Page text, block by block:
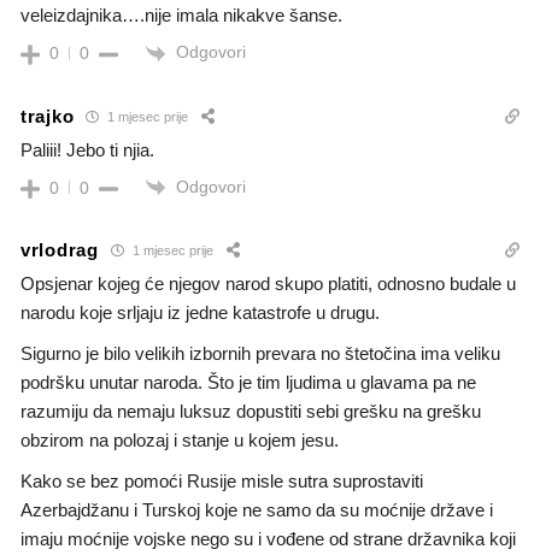
veleizdajnika….nije imala nikakve šanse.
0 0 Odgovori
trajko 1 mjesec prije
Paliii! Jebo ti njia.
0 0 Odgovori
vrlodrag 1 mjesec prije
Opsjenar kojeg će njegov narod skupo platiti, odnosno budale u
narodu koje srljaju iz jedne katastrofe u drugu.
Sigurno je bilo velikih izbornih prevara no štetočina ima veliku
podršku unutar naroda. Što je tim ljudima u glavama pa ne
razumiju da nemaju luksuz dopustiti sebi grešku na grešku
obzirom na polozaj i stanje u kojem jesu.
Kako se bez pomoći Rusije misle sutra suprostaviti
Azerbajdžanu i Turskoj koje ne samo da su moćnije države i
imaju moćnije vojske nego su i vođene od strane državnika koji